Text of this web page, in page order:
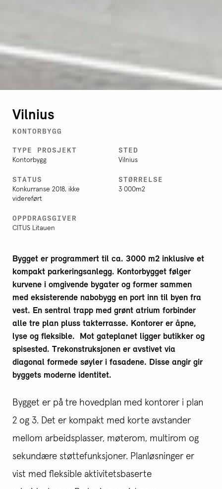
Vilnius
KONTORBYGG
TYPE PROSJEKT
Kontorbygg
STED
Vilnius
STATUS
Konkurranse 2018, ikke
videreført
STØRRELSE
3 000m2
OPPDRAGSGIVER
CITUS Litauen
Bygget er programmert til ca. 3000 m2 inklusive et
kompakt parkeringsanlegg. Kontorbygget følger
kurvene i omgivende bygater og former sammen
med eksisterende nabobygg en port inn til byen fra
vest. En sentral trapp med grønt atrium forbinder
alle tre plan pluss takterrasse. Kontorer er åpne,
lyse og fleksible. Mot gateplanet ligger butikker og
spisested. Trekonstruksjonen er avstivet via
diagonal formede søyler i fasadene. Disse angir gir
byggets moderne identitet.
Bygget er på tre hovedplan med kontorer i plan
2 og 3. Det er kompakt med korte avstander
mellom arbeidsplasser, møterom, multirom og
sekundære støttefunksjoner. Planløsninger er
vist med fleksible aktivitetsbaserte